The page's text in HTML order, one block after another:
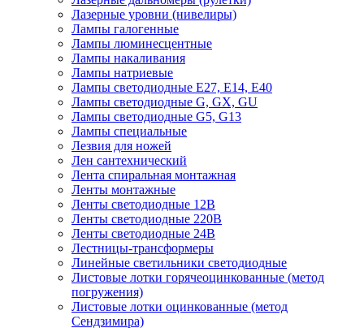
Лазерные уровни (нивелиры)
Лампы галогенные
Лампы люминесцентные
Лампы накаливания
Лампы натриевые
Лампы светодиодные E27, E14, E40
Лампы светодиодные G, GX, GU
Лампы светодиодные G5, G13
Лампы специальные
Лезвия для ножей
Лен сантехнический
Лента спиральная монтажная
Ленты монтажные
Ленты светодиодные 12В
Ленты светодиодные 220В
Ленты светодиодные 24В
Лестницы-трансформеры
Линейные светильники светодиодные
Листовые лотки горячеоцинкованные (метод
погружения)
Листовые лотки оцинкованные (метод
Сендзимира)